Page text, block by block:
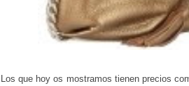
Los que hoy os mostramos tienen precios